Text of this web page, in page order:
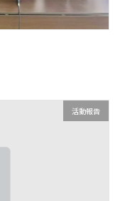
活動報告